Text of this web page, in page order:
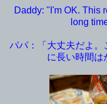
Daddy: "I'm OK. This
long
パパ：「大丈夫だよ
に長い時間は